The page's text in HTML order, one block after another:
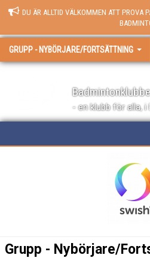
DU ÄR ALLTID VÄLKOMMEN ATT PROVA
GRUPP - NYBÖRJARE/FORTSÄTTNING
- en klubb för alla, i
Grupp - Nybörjare/